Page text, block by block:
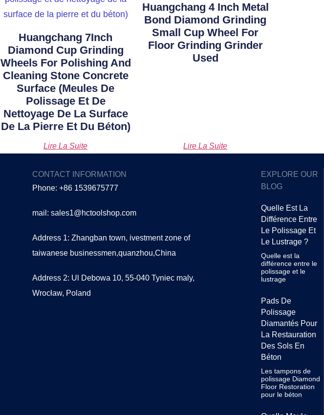
Huangchang 7Inch
Diamond Cup Grinding
Wheels For Polishing And
Cleaning Stone Concrete
Surface (Meules De
Polissage Et De
Nettoyage De La Surface
De La Pierre Et Du Béton)
Lire La Suite
Huangchang 4 Inch Metal
Bond Diamond Grinding
Small Cup Wheel For
Floor Grinding Grinder
Used
Lire La Suite
CONTACT INFORMATION
Phone: +86 1539675777
mail: sales1@hctoolshop.com
Address 1: Zhangban town, ivestment zone of
taiwanese businessmen,quanzhou,China
Address 2: Ul Debowa 10, 55-040 Tyniec maly,
Wrocław, Poland
EXPLORE OUR
BLOG
Quelle Est La
Différence Entre
Le Polissage Et
Le Lustrage ?
Quelle est la
différence entre le
polissage et le
lustrage
Pads De
Polissage
Diamantés Pour
La Restauration
Des Sols En
Béton
Les tampons de
polissage Diamond
Floor Restoration
pour le béton